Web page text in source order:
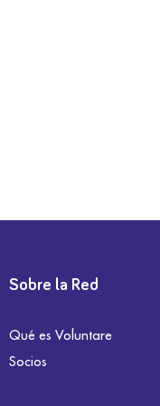
Sobre la Red
Qué es Voluntare
Socios